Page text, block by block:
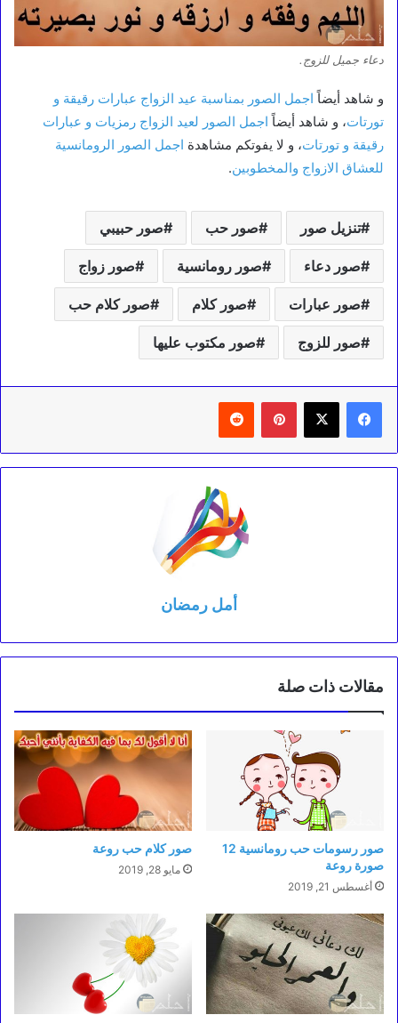
دعاء جميل للزوج.
و شاهد أيضاً اجمل الصور بمناسبة عيد الزواج عبارات رقيقة و
تورتات، و شاهد أيضاً اجمل الصور لعيد الزواج رمزيات و عبارات
رقيقة و تورتات، و لا يفوتكم مشاهدة اجمل الصور الرومانسية
للعشاق الازواج والمخطوبين.
تنزيل صور صور حب صور حبيبي
صور دعاء صور رومانسية صور زواج
صور عبارات صور كلام صور كلام حب
صور للزوج صور مكتوب عليها
بينتيريست
أمل رمضان
مقالات ذات صلة
صور رسومات حب رومانسية 12
صورة روعة
أغسطس 21, 2019
صور كلام حب روعة
مايو 28, 2019